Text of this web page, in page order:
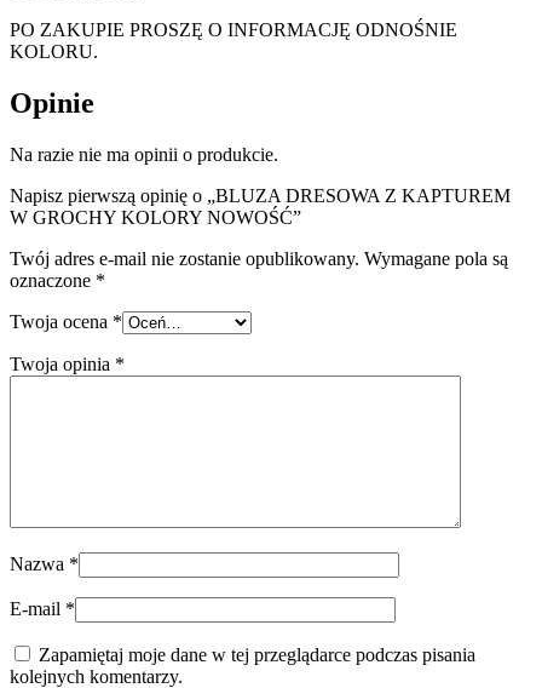
PO ZAKUPIE PROSZĘ O INFORMACJĘ ODNOŚNIE
KOLORU.
Opinie
Na razie nie ma opinii o produkcie.
Napisz pierwszą opinię o „BLUZA DRESOWA Z KAPTUREM
W GROCHY KOLORY NOWOŚĆ”
Twój adres e-mail nie zostanie opublikowany. Wymagane pola są
oznaczone *
Twoja ocena *
Twoja opinia *
Nazwa *
E-mail *
Zapamiętaj moje dane w tej przeglądarce podczas pisania
kolejnych komentarzy.